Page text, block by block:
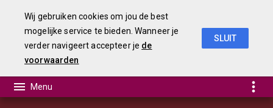
Wij gebruiken cookies om jou de best
mogelijke service te bieden. Wanneer je
verder navigeert accepteer je de
voorwaarden
SLUIT